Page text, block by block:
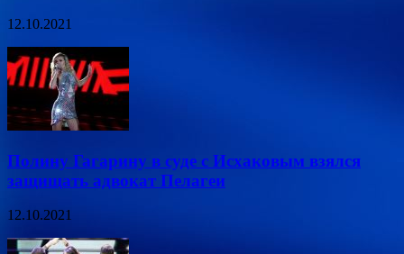
12.10.2021
Полину Гагарину в суде с Исхаковым взялся
защищать адвокат Пелагеи
12.10.2021